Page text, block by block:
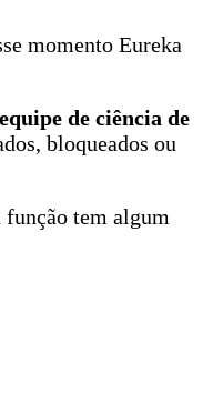
momento Eureka
de ciência de
bloqueados ou
função tem algum